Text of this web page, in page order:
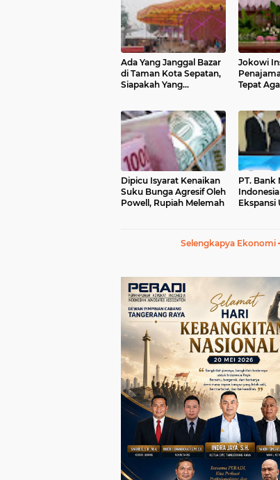
Ada Yang Janggal Bazar
di Taman Kota Sepatan,
Siapakah Yang
Jokowi
Tepat
Dipicu Isyarat Kenaikan
Suku Bunga Agresif Oleh
Powell, Rupiah Melemah
PT. Bank
Ekspansi
Selengkapya Ekonomi